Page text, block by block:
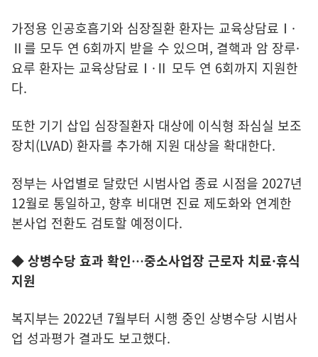
가정용 인공호흡기와 심장질환 환자는 교육상담료Ⅰ·
Ⅱ를 모두 연 6회까지 받을 수 있으며, 결핵과 암 장루·
요루 환자는 교육상담료Ⅰ·Ⅱ 모두 연 6회까지 지원한
다.
또한 기기 삽입 심장질환자 대상에 이식형 좌심실 보조
장치(LVAD) 환자를 추가해 지원 대상을 확대한다.
정부는 사업별로 달랐던 시범사업 종료 시점을 2027년
12월로 통일하고, 향후 비대면 진료 제도화와 연계한
본사업 전환도 검토할 예정이다.
◆ 상병수당 효과 확인…중소사업장 근로자 치료·휴식
지원
복지부는 2022년 7월부터 시행 중인 상병수당 시범사
업 성과평가 결과도 보고했다.